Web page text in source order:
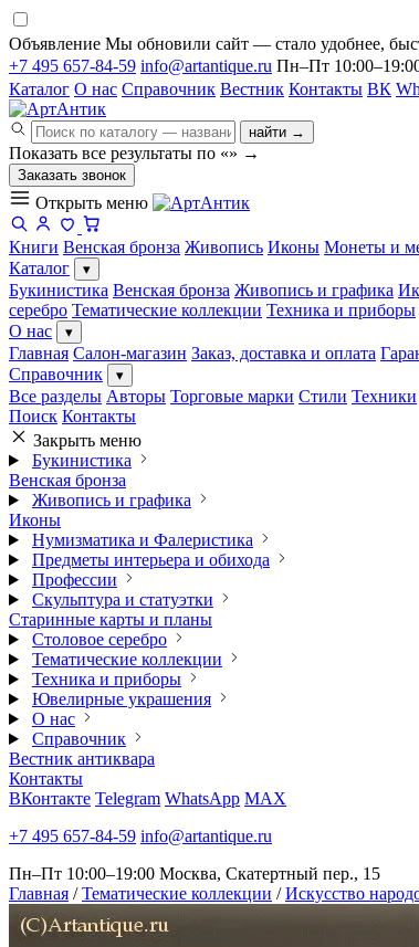
Объявление Мы обновили сайт — стало удобнее,
+7 495 657-84-59 info@artantique.ru Пн–Пт
Каталог О нас Справочник Вестник Контакты ВК
найти →
Показать все результаты по «» →
Заказать звонок
Открыть меню
Книги Венская бронза Живопись Иконы Монеты и
Каталог
▾
Букинистика Венская бронза Живопись и графика
серебро Тематические коллекции Техника и приборы
О нас
▾
Главная Салон-магазин Заказ, доставка и оплата
Справочник
▾
Все разделы Авторы Торговые марки Стили Техники
Поиск Контакты
Закрыть меню
Букинистика
Венская бронза
Живопись и графика
Иконы
Нумизматика и Фалеристика
Предметы интерьера и обихода
Профессии
Скульптура и статуэтки
Старинные карты и планы
Столовое серебро
Тематические коллекции
Техника и приборы
Ювелирные украшения
О нас
Справочник
Вестник антиквара
Контакты
ВКонтакте Telegram WhatsApp MAX
+7 495 657-84-59 info@artantique.ru
Пн–Пт 10:00–19:00 Москва, Скатертный пер., 15
Главная / Тематические коллекции / Искусство